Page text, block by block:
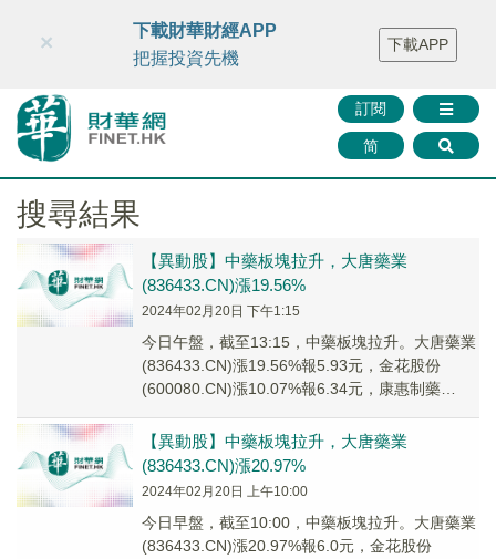
財華智庫網 FINTV FINMETA 財華證券 媒體矩陣
智庫沙龍
聯絡我們
訂閱
简
×
下載財華財經APP
把握投資先機
下載APP
搜尋結果
【異動股】中藥板塊拉升，大唐藥業
(836433.CN)漲19.56%
2024年02月20日 下午1:15
今日午盤，截至13:15，中藥板塊拉升。大唐藥業
(836433.CN)漲19.56%報5.93元，金花股份
(600080.CN)漲10.07%報6.34元，康惠制藥
【異動股】中藥板塊拉升，大唐藥業
(836433.CN)漲20.97%
2024年02月20日 上午10:00
今日早盤，截至10:00，中藥板塊拉升。大唐藥業
(836433.CN)漲20.97%報6.0元，金花股份